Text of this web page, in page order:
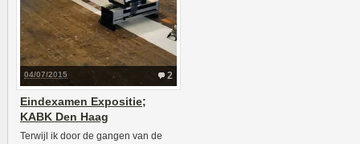
2
04/07/2015
Eindexamen Expositie;
KABK Den Haag
Terwijl ik door de gangen van de